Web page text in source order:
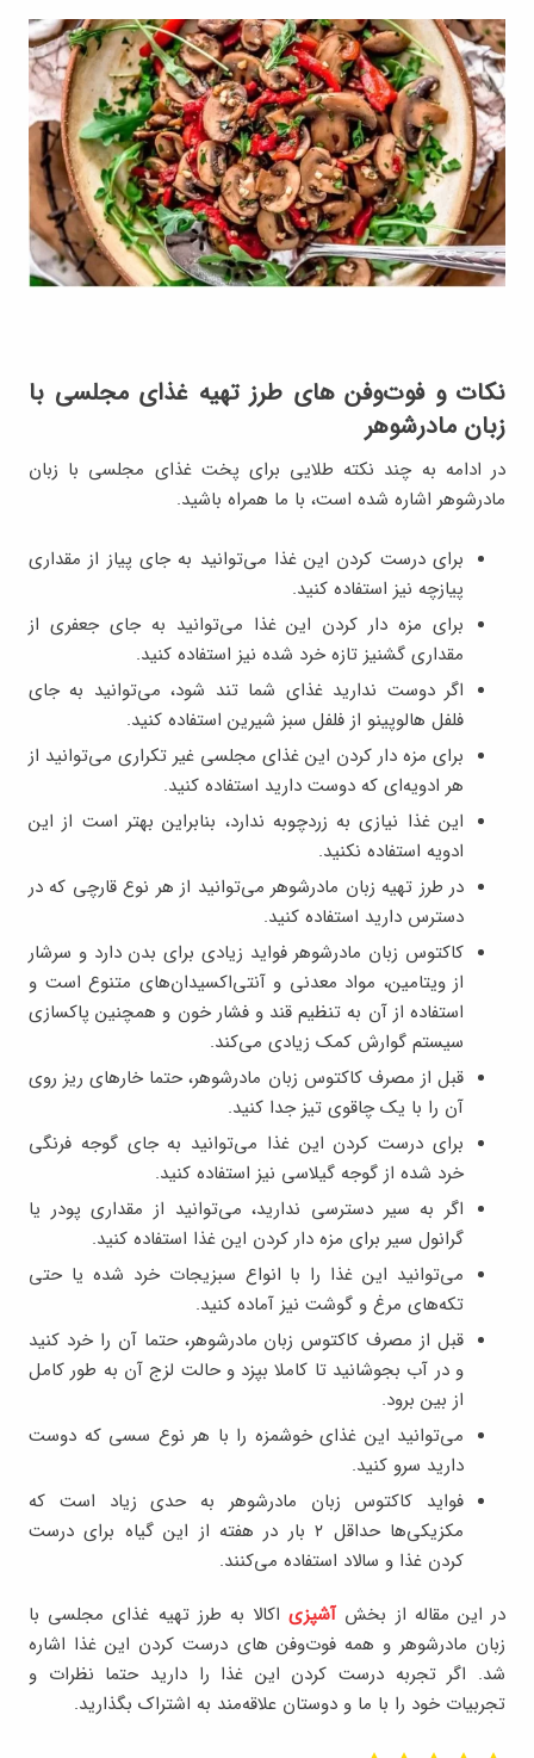
نکات و فوت‌وفن های طرز تهیه غذای مجلسی با
زبان مادرشوهر
در ادامه به چند نکته طلایی برای پخت غذای مجلسی با زبان
مادرشوهر اشاره شده است، با ما همراه باشید.
برای درست کردن این غذا می‌توانید به جای پیاز از مقداری
پیازچه نیز استفاده کنید.
برای مزه دار کردن این غذا می‌توانید به جای جعفری از
مقداری گشنیز تازه خرد شده نیز استفاده کنید.
اگر دوست ندارید غذای شما تند شود، می‌توانید به جای
فلفل هالوپینو از فلفل سبز شیرین استفاده کنید.
برای مزه دار کردن این غذای مجلسی غیر تکراری می‌توانید از
هر ادویه‌ای که دوست دارید استفاده کنید.
این غذا نیازی به زردچوبه ندارد، بنابراین بهتر است از این
ادویه استفاده نکنید.
در طرز تهیه زبان مادرشوهر می‌توانید از هر نوع قارچی که در
دسترس دارید استفاده کنید.
کاکتوس زبان مادرشوهر فواید زیادی برای بدن دارد و سرشار
از ویتامین، مواد معدنی و آنتی‌اکسیدان‌های متنوع است و
استفاده از آن به تنظیم قند و فشار خون و همچنین پاکسازی
سیستم گوارش کمک زیادی می‌کند.
قبل از مصرف کاکتوس زبان مادرشوهر، حتما خارهای ریز روی
آن را با یک چاقوی تیز جدا کنید.
برای درست کردن این غذا می‌توانید به جای گوجه فرنگی
خرد شده از گوجه گیلاسی نیز استفاده کنید.
اگر به سیر دسترسی ندارید، می‌توانید از مقداری پودر یا
گرانول سیر برای مزه دار کردن این غذا استفاده کنید.
می‌توانید این غذا را با انواع سبزیجات خرد شده یا حتی
تکه‌های مرغ و گوشت نیز آماده کنید.
قبل از مصرف کاکتوس زبان مادرشوهر، حتما آن را خرد کنید
و در آب بجوشانید تا کاملا بپزد و حالت لزج آن به طور کامل
از بین برود.
می‌توانید این غذای خوشمزه را با هر نوع سسی که دوست
دارید سرو کنید.
فواید کاکتوس زبان مادرشوهر به حدی زیاد است که
مکزیکی‌ها حداقل ۲ بار در هفته از این گیاه برای درست
کردن غذا و سالاد استفاده می‌کنند.
در این مقاله از بخش آشپزیاکالا به طرز تهیه غذای مجلسی با
زبان مادرشوهر و همه فوت‌وفن های درست کردن این غذا اشاره
شد. اگر تجربه درست کردن این غذا را دارید حتما نظرات و
تجربیات خود را با ما و دوستان علاقه‌مند به اشتراک بگذارید.